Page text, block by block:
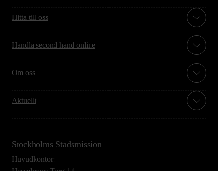
Hitta till oss
Handla second hand online
Om oss
Aktuellt
Stockholms Stadsmission
Huvudkontor: